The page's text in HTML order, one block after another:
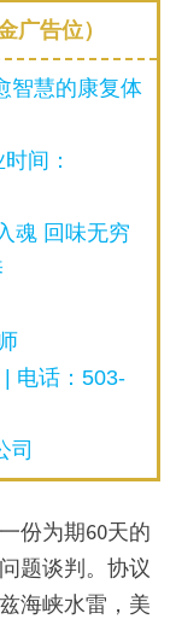
广告位）
智慧的康复体
间：
魂 回味无穷
电话：503-
司
份为期60天的
题谈判。协议
海峡水雷，美